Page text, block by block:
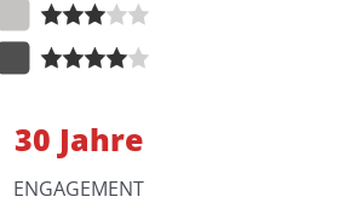
30 Jahre
ENGAGEMENT